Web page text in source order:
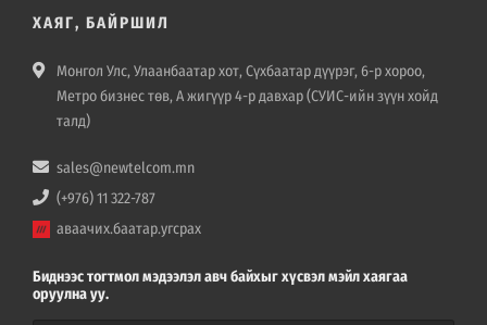
ХАЯГ, БАЙРШИЛ
Монгол Улс, Улаанбаатар хот, Сүхбаатар дүүрэг, 6-р хороо,
Метро бизнес төв, А жигүүр 4-р давхар (СУИС-ийн зүүн хойд
талд)
sales@newtelcom.mn
(+976) 11 322-787
аваачих.баатар.угсрах
Биднээс тогтмол мэдээлэл авч байхыг хүсвэл мэйл хаягаа
оруулна уу.